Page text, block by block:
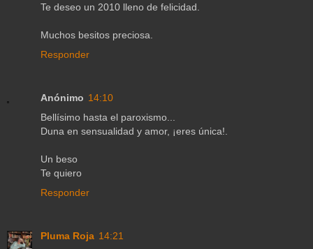
Te deseo un 2010 lleno de felicidad.
Muchos besitos preciosa.
Responder
Anónimo 14:10
Bellísimo hasta el paroxismo...
Duna en sensualidad y amor, ¡eres única!.
Un beso
Te quiero
Responder
Pluma Roja 14:21